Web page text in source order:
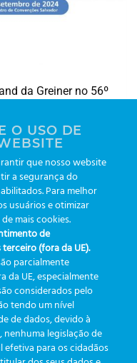
da Greiner no 56º
em setembro
e estaremos
funcionalidades
e conhecer
de insumos
,produtividade,qualidade
O USO DE
que nosso website
a segurança do
Para melhor
usuários e otimizar
mais cookies.
de
(fora da UE).
parcialmente
da UE, especialmente
considerados pelo
tendo um nível
de dados, devido à
legislação de
para os cidadãos